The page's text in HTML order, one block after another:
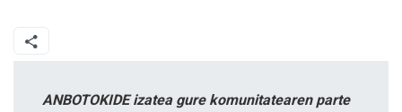
ANBOTOKIDE izatea gure komunitatearen parte